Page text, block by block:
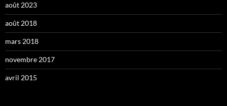
août 2023
août 2018
mars 2018
novembre 2017
avril 2015